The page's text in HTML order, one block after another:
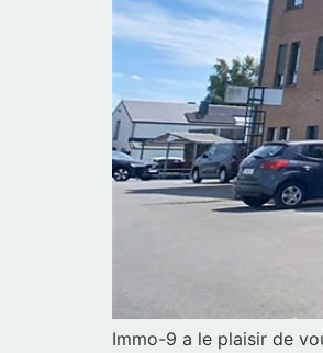
Immo-9 a le plaisir de